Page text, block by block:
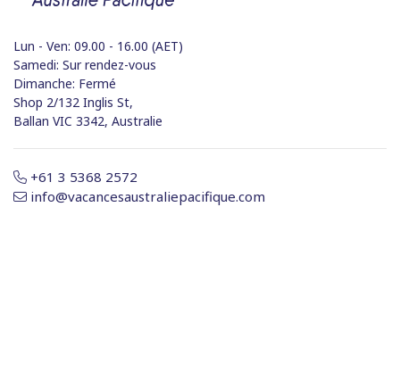
Lun - Ven: 09.00 - 16.00 (AET)
Samedi: Sur rendez-vous
Dimanche: Fermé
Shop 2/132 Inglis St,
Ballan VIC 3342, Australie
+61 3 5368 2572
info@vacancesaustraliepacifique.com